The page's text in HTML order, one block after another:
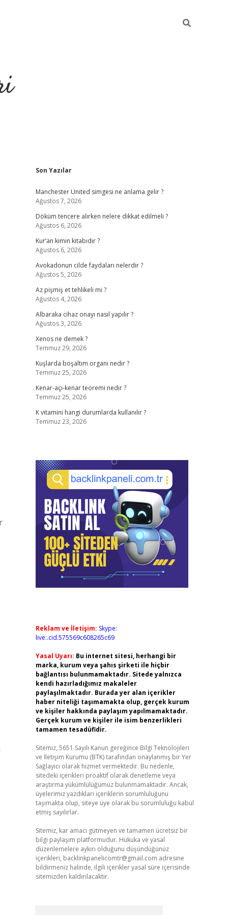
Sidebar
Son Yazılar
Manchester United simgesi ne anlama gelir ?
Ağustos 7, 2026
Döküm tencere alırken nelere dikkat edilmeli ?
Ağustos 6, 2026
Kur’an kimin kitabıdır ?
Ağustos 6, 2026
Avokadonun cilde faydaları nelerdir ?
Ağustos 5, 2026
Az pişmiş et tehlikeli mi ?
Ağustos 4, 2026
Albaraka cihaz onayı nasıl yapılır ?
Ağustos 3, 2026
Xenos ne demek ?
Temmuz 29, 2026
Kuşlarda boşaltım organı nedir ?
Temmuz 25, 2026
Kenar-açı-kenar teoremi nedir ?
Temmuz 25, 2026
K vitamini hangi durumlarda kullanılır ?
Temmuz 23, 2026
Reklam ve İletişim: Skype:
live:.cid.575569c608265c69
Yasal Uyarı: Bu internet sitesi, herhangi bir
marka, kurum veya şahıs şirketi ile hiçbir
bağlantısı bulunmamaktadır. Sitede yalnızca
kendi hazırladığımız makaleler
paylaşılmaktadır. Burada yer alan içerikler
haber niteliği taşımamakta olup, gerçek kurum
ve kişiler hakkında paylaşım yapılmamaktadır.
Gerçek kurum ve kişiler ile isim benzerlikleri
tamamen tesadüfidir.
Sitemiz, 5651 Sayılı Kanun gereğince Bilgi Teknolojileri
ve İletişim Kurumu (BTK) tarafından onaylanmış bir Yer
Sağlayıcı olarak hizmet vermektedir. Bu nedenle,
sitedeki içerikleri proaktif olarak denetleme veya
araştırma yükümlülüğümüz bulunmamaktadır. Ancak,
üyelerimiz yazdıkları içeriklerin sorumluluğunu
taşımakta olup, siteye üye olarak bu sorumluluğu kabul
etmiş sayılırlar.
Sitemiz, kar amacı gütmeyen ve tamamen ücretsiz bir
bilgi paylaşım platformudur. Hukuka ve yasal
düzenlemelere aykırı olduğunu düşündüğünüz
içerikleri, backlinkpanelicomtr@gmail.com adresine
bildirmeniz halinde, ilgili içerikler yasal süre içerisinde
sitemizden kaldırılacaktır.